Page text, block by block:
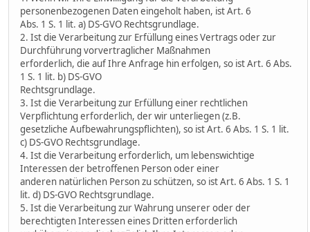
personenbezogenen Daten eingeholt haben, ist Art. 6
Abs. 1 S. 1 lit. a) DS-GVO Rechtsgrundlage.
2. Ist die Verarbeitung zur Erfüllung eines Vertrags oder zur
Durchführung vorvertraglicher Maßnahmen
erforderlich, die auf Ihre Anfrage hin erfolgen, so ist Art. 6 Abs.
1 S. 1 lit. b) DS-GVO
Rechtsgrundlage.
3. Ist die Verarbeitung zur Erfüllung einer rechtlichen
Verpflichtung erforderlich, der wir unterliegen (z.B.
gesetzliche Aufbewahrungspflichten), so ist Art. 6 Abs. 1 S. 1 lit.
c) DS-GVO Rechtsgrundlage.
4. Ist die Verarbeitung erforderlich, um lebenswichtige
Interessen der betroffenen Person oder einer
anderen natürlichen Person zu schützen, so ist Art. 6 Abs. 1 S. 1
lit. d) DS-GVO Rechtsgrundlage.
5. Ist die Verarbeitung zur Wahrung unserer oder der
berechtigten Interessen eines Dritten erforderlich